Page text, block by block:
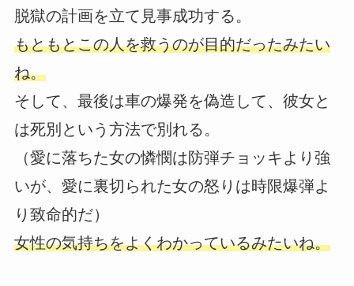
脱獄の計画を立て見事成功する。
もともとこの人を救うのが目的だったみたい
ね。
そして、最後は車の爆発を偽造して、彼女と
は死別という方法で別れる。
（愛に落ちた女の憐憫は防弾チョッキより強
いが、愛に裏切られた女の怒りは時限爆弾よ
り致命的だ）
女性の気持ちをよくわかっているみたいね。